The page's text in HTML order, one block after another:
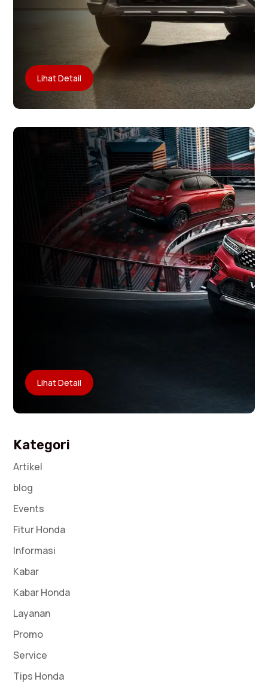
Lihat Detail
Lihat Detail
Kategori
Artikel
blog
Events
Fitur Honda
Informasi
Kabar
Kabar Honda
Layanan
Promo
Service
Tips Honda